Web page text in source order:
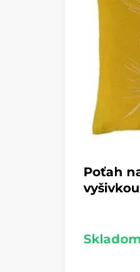
Poťah
Skladom